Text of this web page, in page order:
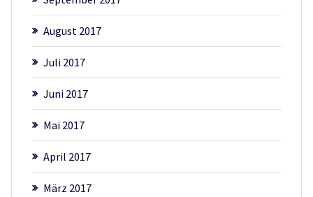
August 2017
Juli 2017
Juni 2017
Mai 2017
April 2017
März 2017